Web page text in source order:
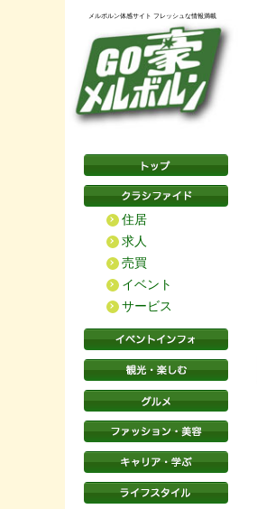
メルボルン体感サイト フレッシュな情報満載
住居
求人
売買
イベント
サービス